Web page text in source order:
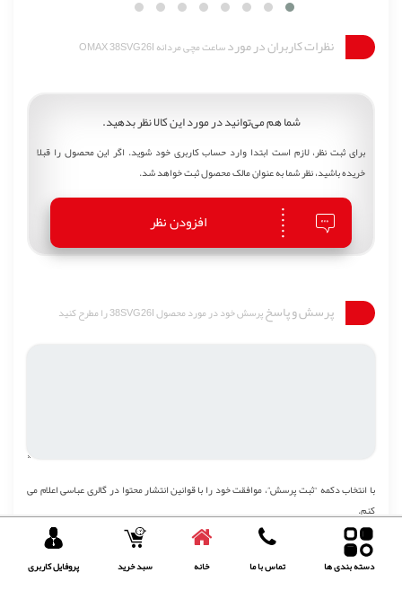
نظرات کاربران در موردساعت مچی مردانه OMAX 38SVG26I
شما هم می‌توانید در مورد این کالا نظر بدهید.
برای ثبت نظر، لازم است ابتدا وارد حساب کاربری خود شوید. اگر این محصول را قبلا
خریده باشید، نظر شما به عنوان مالک محصول ثبت خواهد شد.
افزودن نظر
پرسش و پاسخپرسش خود در مورد محصول 38SVG26I را مطرح کنید
با انتخاب دکمه “ثبت پرسش”، موافقت خود را باقوانین انتشار محتوادر گالری عباسی اعلام می
کنم.
ثبت پرسش
دسته بندی ها تماس با ما خانه سبد خرید پروفایل کاربری